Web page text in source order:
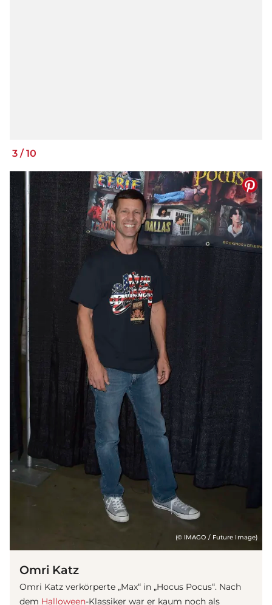
3 / 10
(© IMAGO / Future Image)
Omri Katz
Omri Katz verkörperte „Max“ in „Hocus Pocus“. Nach
dem Halloween-Klassiker war er kaum noch als